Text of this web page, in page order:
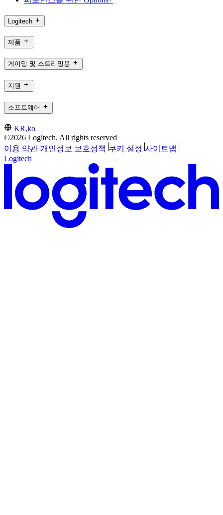
Logitech
제품
게이밍 및 스트리밍용
지원
소프트웨어
KR,ko
©2026 Logitech. All rights reserved
이용 약관 개인정보 보호정책 쿠키 설정 사이트맵
Logitech